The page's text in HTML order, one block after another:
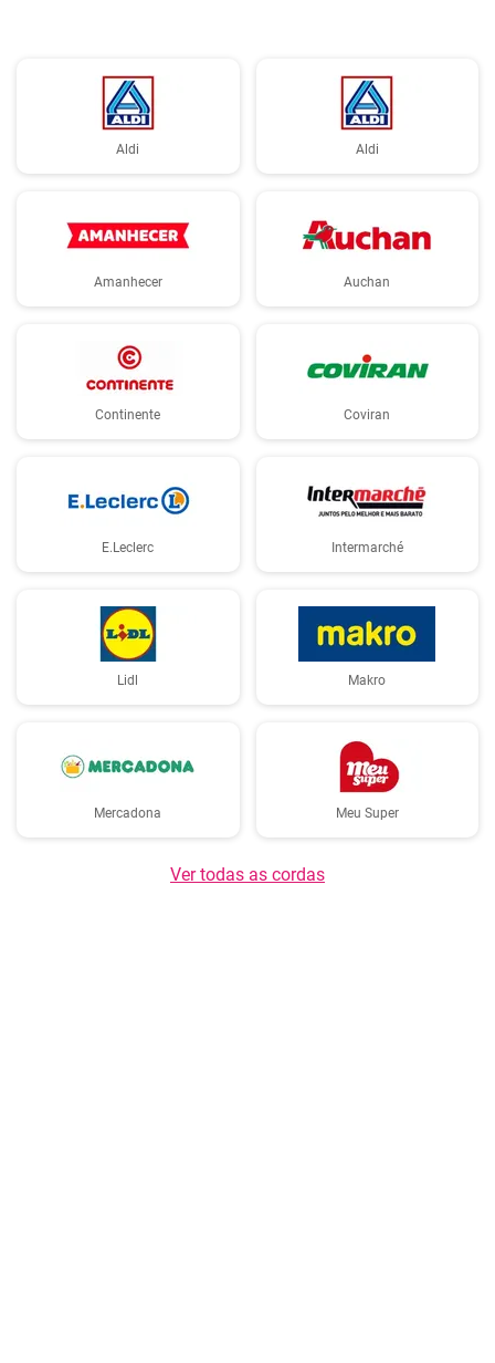
Aldi Aldi
Amanhecer Auchan
Continente Coviran
E.Leclerc Intermarché
Lidl Makro
Mercadona Meu Super
Ver todas as cordas